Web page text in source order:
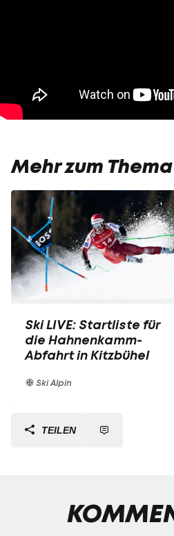
Mehr zum Thema
Ski LIVE: Startliste für
die Hahnenkamm-
Abfahrt in Kitzbühel
Ski Alpin
TEILEN